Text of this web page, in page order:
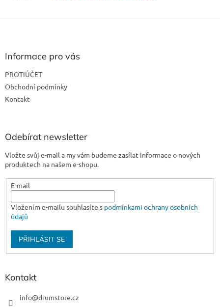
Z
Informace pro vás
PROTIÚČET
Obchodní podmínky
Kontakt
Odebírat newsletter
Vložte svůj e-mail a my vám budeme zasílat informace o nových
produktech na našem e-shopu.
E-mail
Vložením e-mailu souhlasíte s podmínkami ochrany osobních
údajů
PŘIHLÁSIT SE
Kontakt
info@drumstore.cz